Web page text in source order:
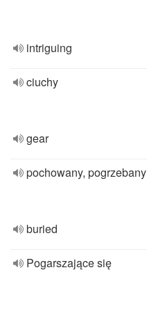
intriguing
ciuchy
gear
pochowany, pogrzebany
buried
Pogarszające się